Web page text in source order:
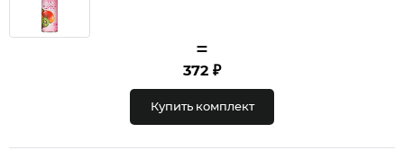
=
372 ₽
Купить комплект